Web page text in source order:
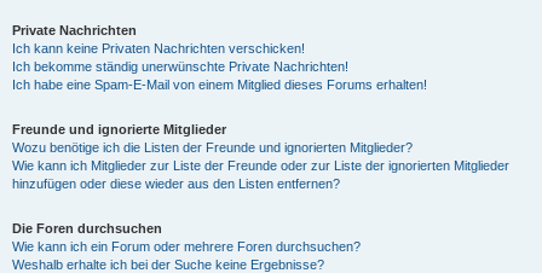
Private Nachrichten
Ich kann keine Privaten Nachrichten verschicken!
Ich bekomme ständig unerwünschte Private Nachrichten!
Ich habe eine Spam-E-Mail von einem Mitglied dieses Forums erhalten!
Freunde und ignorierte Mitglieder
Wozu benötige ich die Listen der Freunde und ignorierten Mitglieder?
Wie kann ich Mitglieder zur Liste der Freunde oder zur Liste der ignorierten Mitglieder
hinzufügen oder diese wieder aus den Listen entfernen?
Die Foren durchsuchen
Wie kann ich ein Forum oder mehrere Foren durchsuchen?
Weshalb erhalte ich bei der Suche keine Ergebnisse?